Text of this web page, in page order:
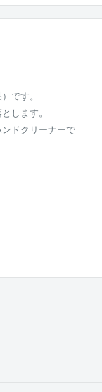
です。
します。
ドクリーナーで